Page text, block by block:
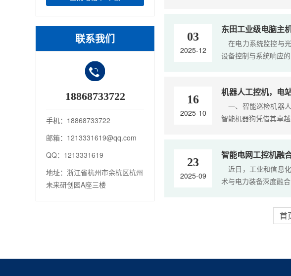
联系我们
18868733722
手机：18868733722
邮箱：1213331619@qq.com
QQ：1213331619
地址：浙江省杭州市余杭区杭州
未来研创园A座三楼
03
2025-12
东田工业级电脑主
在电力系统监控与
设备控制与系统响应
16
2025-10
机器人工控机，电
一、智能巡检机器
智能机器狗凭借其卓
23
2025-09
智能电网工控机融
近日，工业和信息
术与电力装备深度融
首